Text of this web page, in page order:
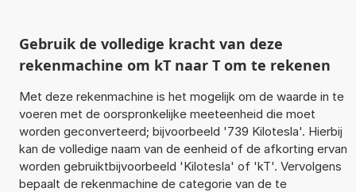
Gebruik de volledige kracht van deze
rekenmachine om kT naar T om te rekenen
Met deze rekenmachine is het mogelijk om de waarde in te
voeren met de oorspronkelijke meeteenheid die moet
worden geconverteerd; bijvoorbeeld '739 Kilotesla'. Hierbij
kan de volledige naam van de eenheid of de afkorting ervan
worden gebruiktbijvoorbeeld 'Kilotesla' of 'kT'. Vervolgens
bepaalt de rekenmachine de categorie van de te